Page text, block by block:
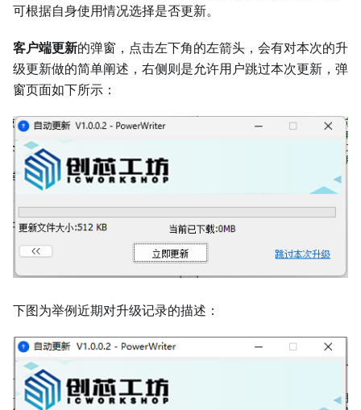
可根据自身使用情况选择是否更新。
客户端更新的弹窗，点击左下角的左箭头，会有对本次的升
级更新做的简单阐述，右侧则是允许用户跳过本次更新，弹
窗页面如下所示：
下图为举例近期对升级记录的描述：